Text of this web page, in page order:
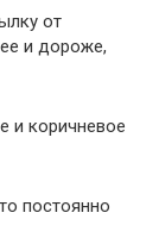
от
и дороже,
и коричневое
постоянно